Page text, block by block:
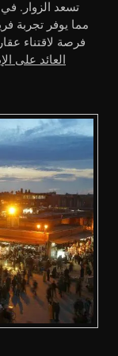
تسعد الزوار.
مما يوفر تجربة
فرصة لاقتناء
العائد على